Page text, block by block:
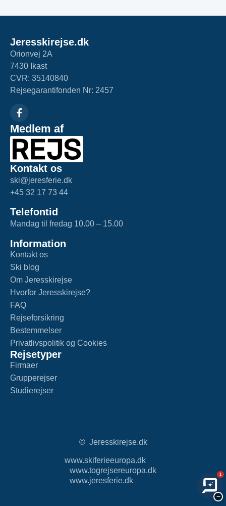
Jeresskirejse.dk
Orionvej 2A
7430 Ikast
CVR: 35140840
Rejsegarantifonden Nr: 2457
Medlem af
Kontakt os
ski@jeresferie.dk
+45 32 17 73 44
Telefontid
Mandag til fredag 10.00 – 15.00
Information
Kontakt os
Ski blog
Om Jeresskirejse
Hvorfor Jeresskirejse?
FAQ
Rejseforsikring
Bestemmelser
Privatlivspolitik og Cookies
Rejsetyper
Firmaer
Grupperejser
Studierejser
© Jeresskirejse.dk
www.skiferieeuropa.dk
www.togrejsereuropa.dk
www.jeresferie.dk
1
−